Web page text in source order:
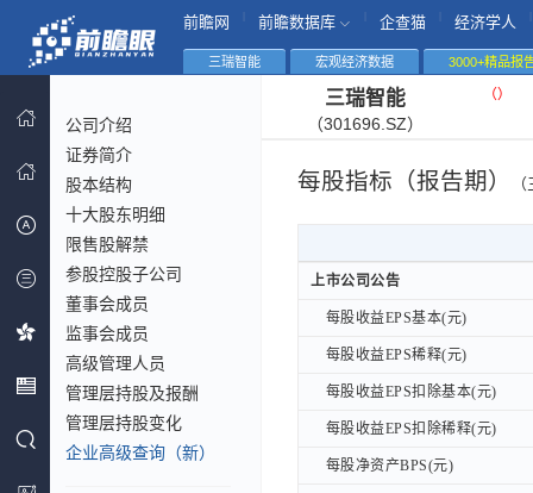
前瞻网 前瞻数据库 企查猫 经济学人
三瑞智能 宏观经济数据 3000+精品报
公司介绍
证券简介
股本结构
十大股东明细
限售股解禁
参股控股子公司
董事会成员
监事会成员
高级管理人员
管理层持股及报酬
管理层持股变化
企业高级查询（新）
三瑞智能
（301696.SZ）
（）
每股指标（报告期）
上市公司公告
每股收益EPS基本(元)
每股收益EPS稀释(元)
每股收益EPS扣除基本(元)
每股收益EPS扣除稀释(元)
每股净资产BPS(元)
上市公司公告
每股收益EPS基本(元)
每股收益EPS稀释(元)
每股收益EPS扣除基本(元)
每股收益EPS扣除稀释(元)
每股净资产BPS(元)